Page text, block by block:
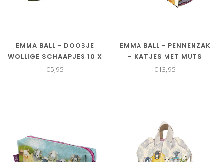
EMMA BALL - DOOSJE
WOLLIGE SCHAAPJES 10 X
6,5X 2,8CM
€5,95
EMMA BALL - PENNENZAK
- KATJES MET MUTS
€13,95